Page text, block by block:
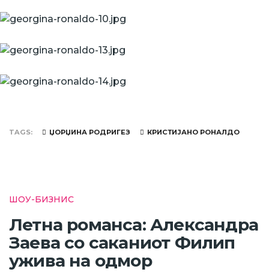
TAGS ЏОРЏИНА РОДРИГЕЗ КРИСТИЈАНО РОНАЛДО
ШОУ-БИЗНИС
Летна романса: Александра
Заева со саканиот Филип
ужива на одмор